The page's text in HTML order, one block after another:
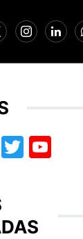
LinkedIn
Twitter